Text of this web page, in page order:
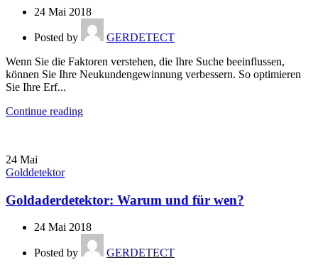
24 Mai 2018
Posted by
GERDETECT
Wenn Sie die Faktoren verstehen, die Ihre Suche beeinflussen,
können Sie Ihre Neukundengewinnung verbessern. So optimieren
Sie Ihre Erf...
Continue reading
24 Mai
Golddetektor
Goldaderdetektor: Warum und für wen?
24 Mai 2018
Posted by GERDETECT